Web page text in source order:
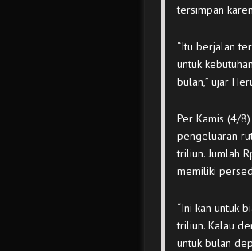
tersimpan
“Itu berjalan
untuk
bulan,” ujar
Per Kamis (4/
pengeluaran
triliun. Jumlah
memiliki
“Ini kan untuk
triliun. Kalau
untuk bulan